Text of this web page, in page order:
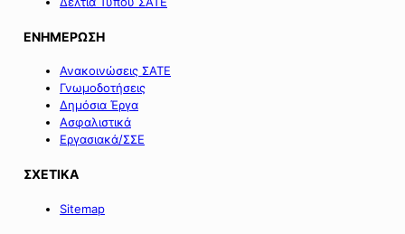
ΕΝΗΜΕΡΩΣΗ
Ανακοινώσεις ΣΑΤΕ
Γνωμοδοτήσεις
Δημόσια Έργα
Ασφαλιστικά
Εργασιακά/ΣΣΕ
ΣΧΕΤΙΚΑ
Sitemap